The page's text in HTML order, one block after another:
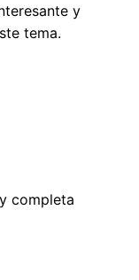
y
tema.
completa